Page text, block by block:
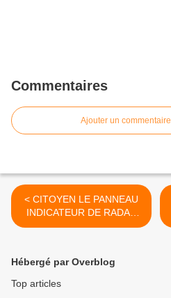
Commentaires
Ajouter un commentaire
< CITOYEN LE PANNEAU
INDICATEUR DE RADAR
EST TON AMI
Hébergé par Overblog
Top articles